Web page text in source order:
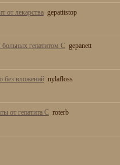
от лекарства gepatitstop
гепатитом С gepanett
без вложений nylafloss
от гепатита С roterb